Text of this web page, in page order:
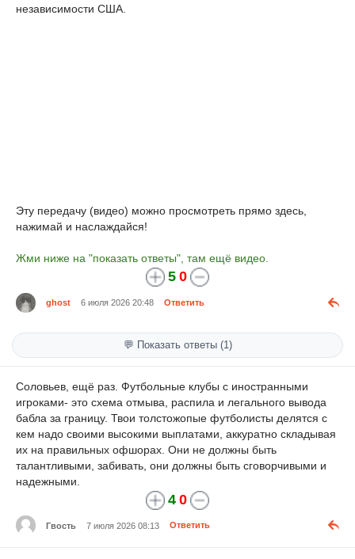
независимости США.
Эту передачу (видео) можно просмотреть прямо здесь,
нажимай и наслаждайся!
Жми ниже на "показать ответы", там ещё видео.
5 0
ghost 6 июля 2026 20:48 Ответить
💬 Показать ответы (1)
Соловьев, ещё раз. Футбольные клубы с иностранными
игроками- это схема отмыва, распила и легального вывода
бабла за границу. Твои толстожопые футболисты делятся с
кем надо своими высокими выплатами, аккуратно складывая
их на правильных офшорах. Они не должны быть
талантливыми, забивать, они должны быть сговорчивыми и
надежными.
4 0
Гвость 7 июля 2026 08:13 Ответить